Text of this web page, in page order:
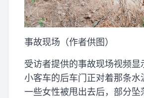
事故现场（作者供图）
受访者提供的事故现场视频显
小客车的后车门正对着那条水
一些女性被甩出去后，部分坠